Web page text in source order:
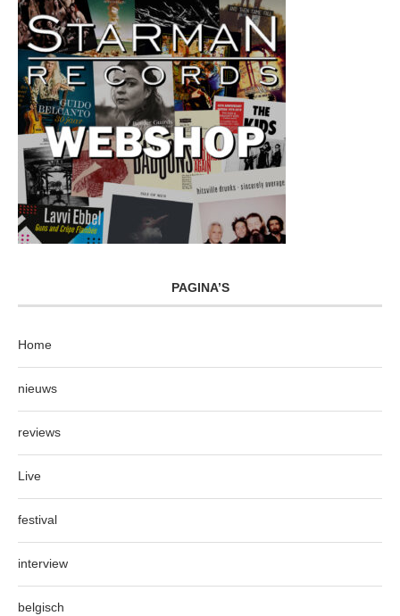
PAGINA’S
Home
nieuws
reviews
Live
festival
interview
belgisch